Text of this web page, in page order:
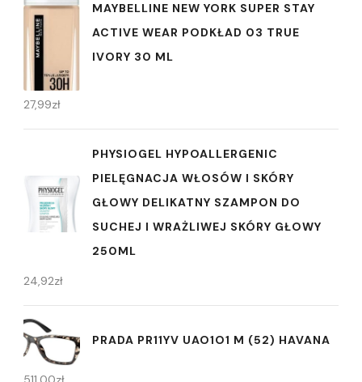
MAYBELLINE NEW YORK SUPER STAY
ACTIVE WEAR PODKŁAD 03 TRUE
IVORY 30 ML
27,99zł
PHYSIOGEL HYPOALLERGENIC
PIELĘGNACJA WŁOSÓW I SKÓRY
GŁOWY DELIKATNY SZAMPON DO
SUCHEJ I WRAŻLIWEJ SKÓRY GŁOWY
250ML
24,92zł
PRADA PR11YV UAO1O1 M (52) HAVANA